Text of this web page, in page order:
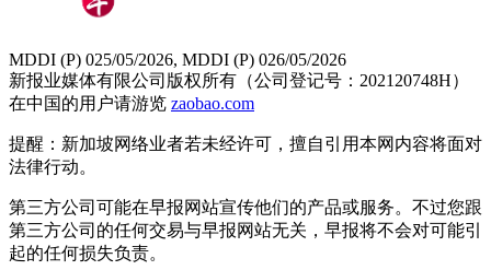
MDDI (P) 025/05/2026, MDDI (P) 026/05/2026
新报业媒体有限公司版权所有（公司登记号：202120748H）
在中国的用户请游览 zaobao.com
提醒：新加坡网络业者若未经许可，擅自引用本网内容将面对
法律行动。
第三方公司可能在早报网站宣传他们的产品或服务。不过您跟
第三方公司的任何交易与早报网站无关，早报将不会对可能引
起的任何损失负责。